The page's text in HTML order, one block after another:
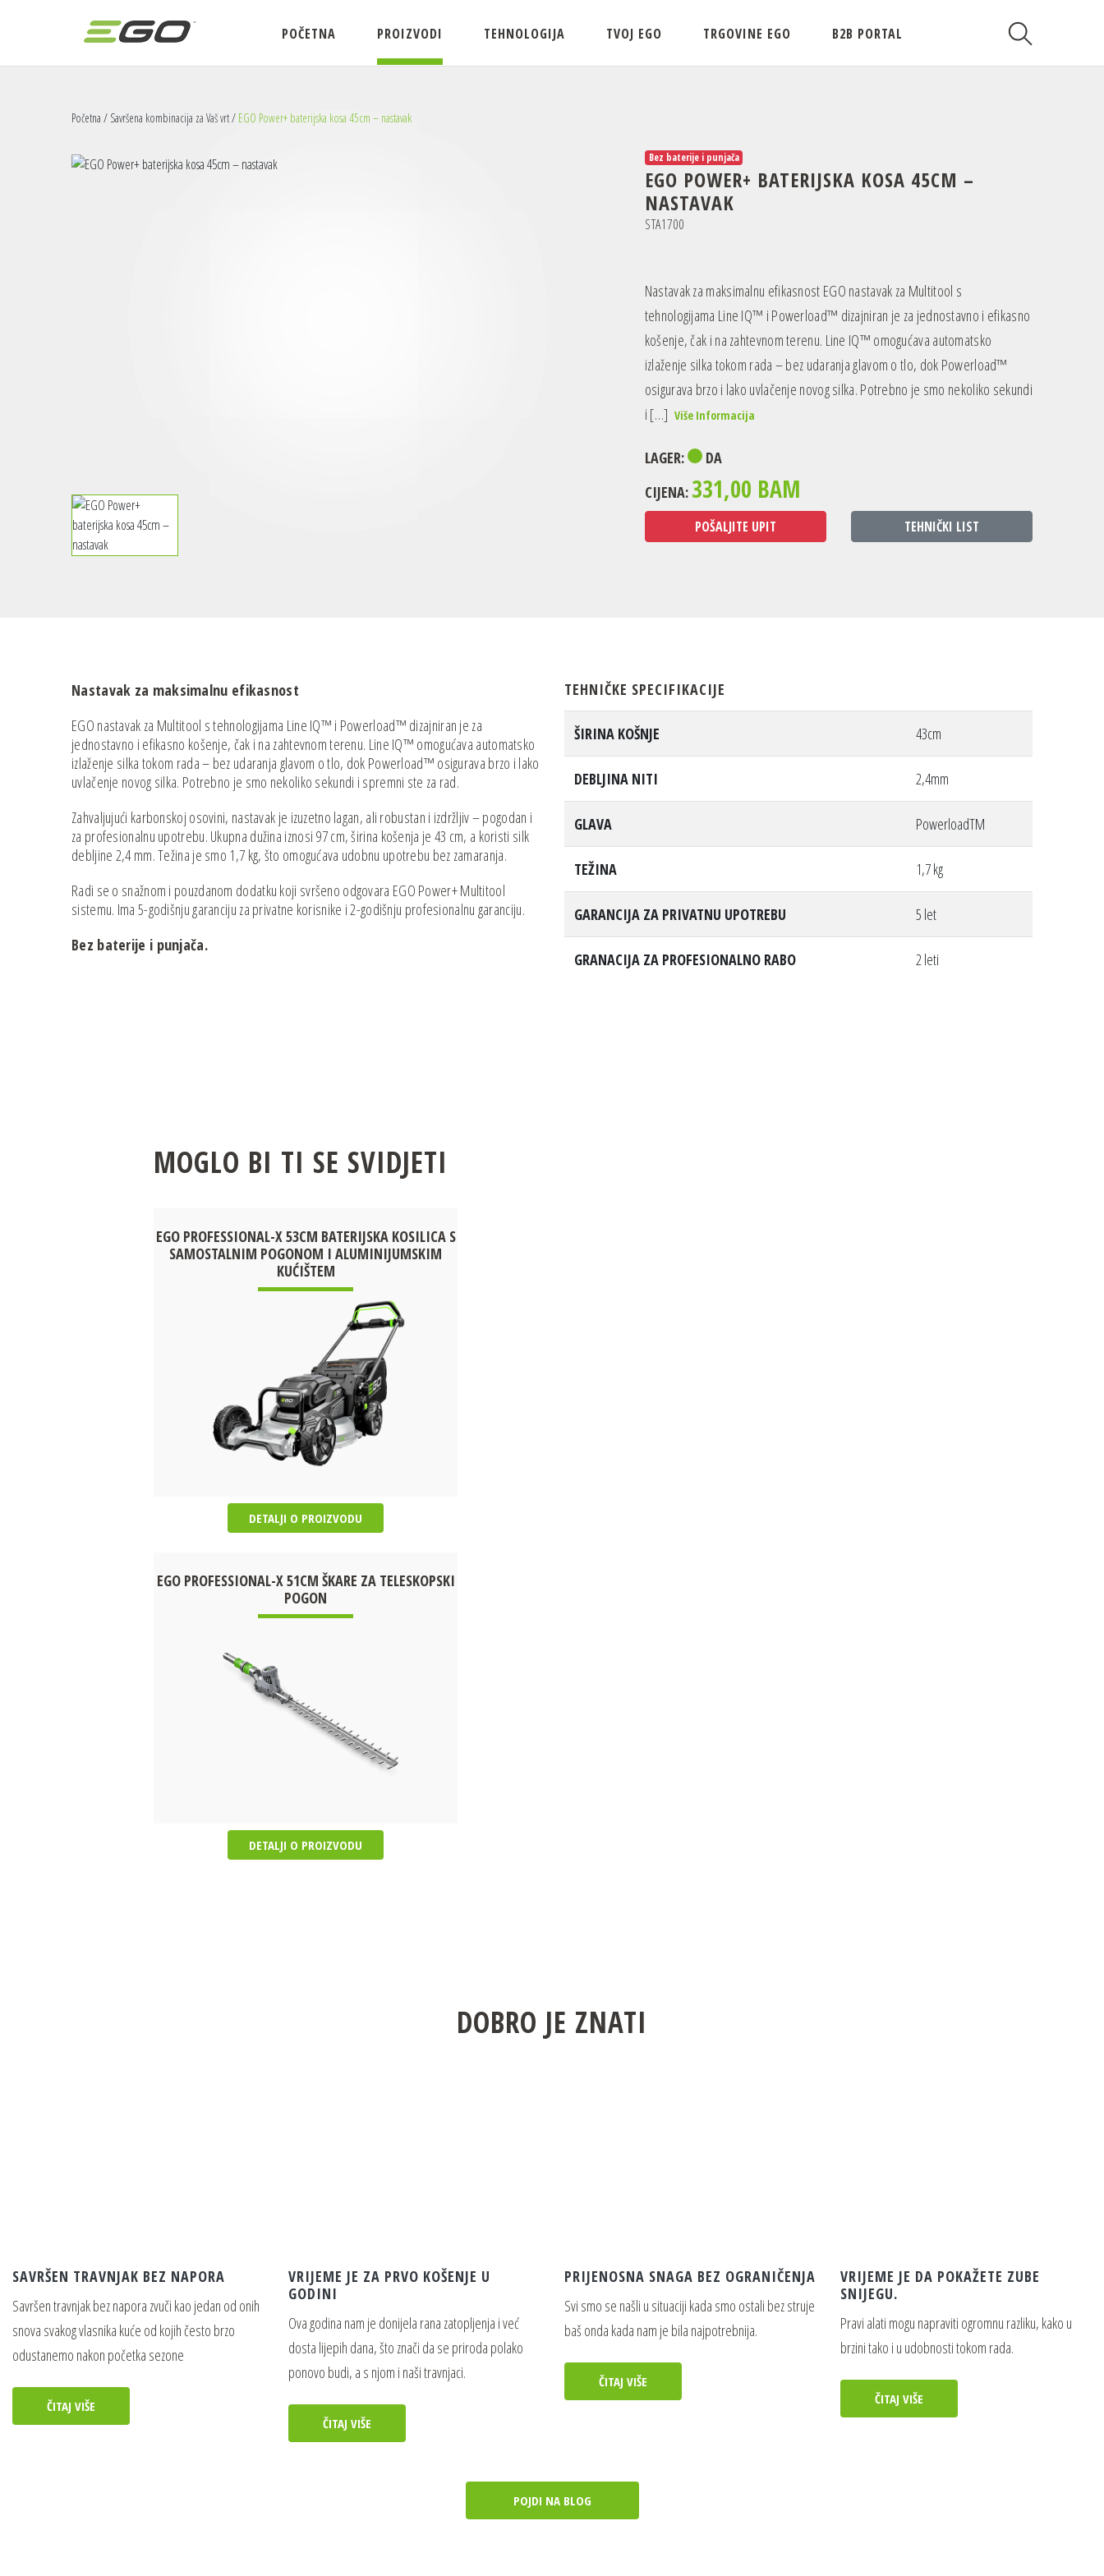
POČETNA PROIZVODI TEHNOLOGIJA TVOJ EGO TRGOVINE EGO B2B PORTAL
Početna / Savršena kombinacija za Vaš vrt/ EGO Power+ baterijska kosa 45cm – nastavak
Bez baterije i punjača
EGO POWER+ BATERIJSKA KOSA 45CM –
NASTAVAK
STA1700
Nastavak za maksimalnu efikasnost EGO nastavak za Multitool s
tehnologijama Line IQ™ i Powerload™ dizajniran je za jednostavno i efikasno
košenje, čak i na zahtevnom terenu. Line IQ™ omogućava automatsko
izlaženje silka tokom rada – bez udaranja glavom o tlo, dok Powerload™
osigurava brzo i lako uvlačenje novog silka. Potrebno je smo nekoliko sekundi
i […] Više Informacija
LAGER:
DA
CIJENA: 331,00 BAM
POŠALJITE UPIT TEHNIČKI LIST
Nastavak za maksimalnu efikasnost
EGO nastavak za Multitool s tehnologijama Line IQ™ i Powerload™ dizajniran je za
jednostavno i efikasno košenje, čak i na zahtevnom terenu. Line IQ™ omogućava automatsko
izlaženje silka tokom rada – bez udaranja glavom o tlo, dok Powerload™ osigurava brzo i lako
uvlačenje novog silka. Potrebno je smo nekoliko sekundi i spremni ste za rad.
Zahvaljujući karbonskoj osovini, nastavak je izuzetno lagan, ali robustan i izdržljiv – pogodan i
za profesionalnu upotrebu. Ukupna dužina iznosi 97 cm, širina košenja je 43 cm, a koristi silk
debljine 2,4 mm. Težina je smo 1,7 kg, što omogućava udobnu upotrebu bez zamaranja.
Radi se o snažnom i pouzdanom dodatku koji svršeno odgovara EGO Power+ Multitool
sistemu. Ima 5-godišnju garanciju za privatne korisnike i 2-godišnju profesionalnu garanciju.
Bez baterije i punjača.
TEHNIČKE SPECIFIKACIJE
ŠIRINA KOŠNJE 43cm
DEBLJINA NITI 2,4mm
GLAVA PowerloadTM
TEŽINA 1,7 kg
GARANCIJA ZA PRIVATNU UPOTREBU 5 let
GRANACIJA ZA PROFESIONALNO RABO 2 leti
MOGLO BI TI SE SVIDJETI
EGO PROFESSIONAL-X 53CM BATERIJSKA KOSILICA S
SAMOSTALNIM POGONOM I ALUMINIJUMSKIM
KUĆIŠTEM
DETALJI O PROIZVODU
EGO PROFESSIONAL-X 51CM ŠKARE ZA TELESKOPSKI
POGON
DETALJI O PROIZVODU
DOBRO JE ZNATI
SAVRŠEN TRAVNJAK BEZ NAPORA
Savršen travnjak bez napora zvuči kao jedan od onih
snova svakog vlasnika kuće od kojih često brzo
odustanemo nakon početka sezone
ČITAJ VIŠE
VRIJEME JE ZA PRVO KOŠENJE U
GODINI
Ova godina nam je donijela rana zatopljenja i već
dosta lijepih dana, što znači da se priroda polako
ponovo budi, a s njom i naši travnjaci.
ČITAJ VIŠE
PRIJENOSNA SNAGA BEZ OGRANIČENJA
Svi smo se našli u situaciji kada smo ostali bez struje
baš onda kada nam je bila najpotrebnija.
ČITAJ VIŠE
VRIJEME JE DA POKAŽETE ZUBE
SNIJEGU.
Pravi alati mogu napraviti ogromnu razliku, kako u
brzini tako i u udobnosti tokom rada.
ČITAJ VIŠE
POJDI NA BLOG